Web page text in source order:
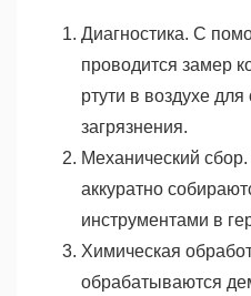
Диагностика. С
проводится замер
ртути в воздухе
загрязнения.
Механический
аккуратно
инструментами в
Химическая
обрабатываются